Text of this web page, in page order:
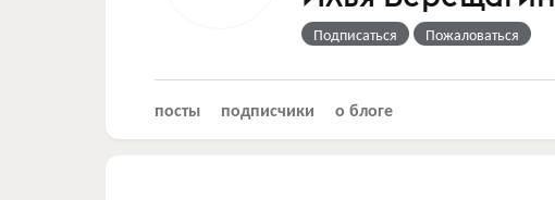
Подписаться Пожаловаться
посты подписчики о блоге